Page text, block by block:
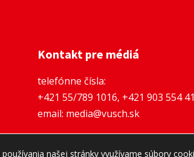
Kontakt pre médiá
telefónne čísla:
+421 55/789 1016, +421 903 554
email: media@vusch.sk
Zásady ochrany osobných
používania našej stránky využívame súbory